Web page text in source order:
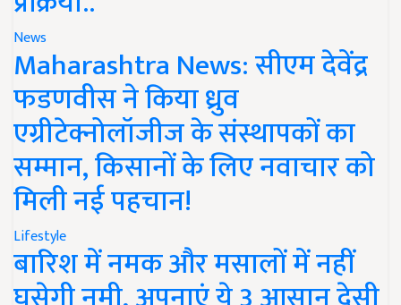
News
Maharashtra News: सीएम देवेंद्र
फडणवीस ने किया ध्रुव
एग्रीटेक्नोलॉजीज के संस्थापकों का
सम्मान, किसानों के लिए नवाचार को
मिली नई पहचान!
Lifestyle
बारिश में नमक और मसालों में नहीं